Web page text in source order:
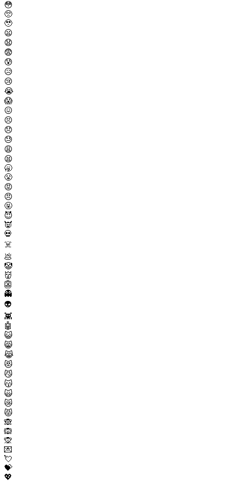
😳
🥺
🥹
😦
😧
😨
😰
😥
😢
😭
😱
😖
😣
😞
😓
😩
😫
🥱
😤
😡
😠
🤬
😈
👿
💀
☠️
💩
🤡
👹
👺
👻
👽
👾
🤖
😺
😸
😹
😻
😼
😽
🙀
😿
😾
🙈
🙉
🙊
💌
💘
💝
💖